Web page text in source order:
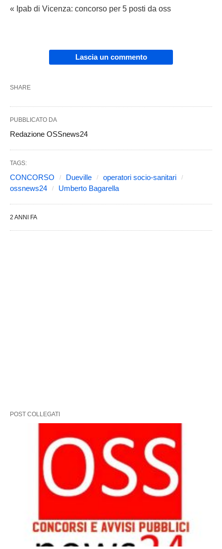
« Ipab di Vicenza: concorso per 5 posti da oss
Lascia un commento
SHARE
PUBBLICATO DA
Redazione OSSnews24
TAGS:
CONCORSO Dueville
operatori socio-sanitari
ossnews24
Umberto Bagarella
2 ANNI FA
POST COLLEGATI